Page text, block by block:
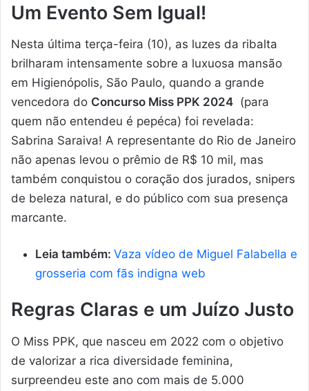
Um Evento Sem Igual!
Nesta última terça-feira (10), as luzes da ribalta
brilharam intensamente sobre a luxuosa mansão
em Higienópolis, São Paulo, quando a grande
vencedora do Concurso Miss PPK 2024 (para
quem não entendeu é pepéca) foi revelada:
Sabrina Saraiva! A representante do Rio de Janeiro
não apenas levou o prêmio de R$ 10 mil, mas
também conquistou o coração dos jurados, snipers
de beleza natural, e do público com sua presença
marcante.
Leia também: Vaza vídeo de Miguel Falabella e
grosseria com fãs indigna web
Regras Claras e um Juízo Justo
O Miss PPK, que nasceu em 2022 com o objetivo
de valorizar a rica diversidade feminina,
surpreendeu este ano com mais de 5.000